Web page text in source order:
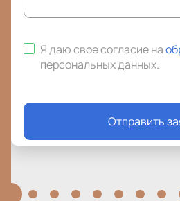
Я даю свое согласие на
персональных данных.
Отправить